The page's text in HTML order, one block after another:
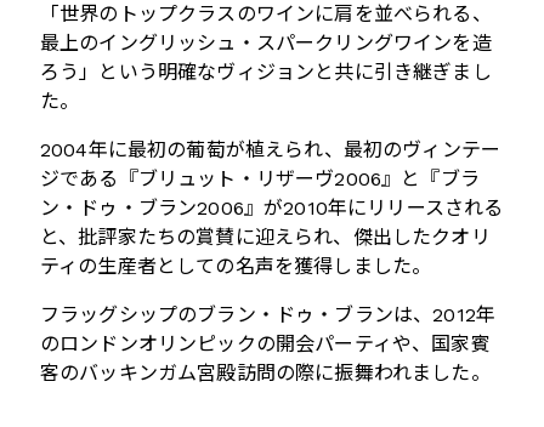
「世界のトップクラスのワインに肩を並べられる、
最上のイングリッシュ・スパークリングワインを造
ろう」という明確なヴィジョンと共に引き継ぎまし
た。
2004年に最初の葡萄が植えられ、最初のヴィンテー
ジである『ブリュット・リザーヴ2006 』と『ブラ
ン・ドゥ・ブラン2006 』が2010年にリリースされる
と、批評家たちの賞賛に迎えられ、傑出したクオリ
ティの生産者としての名声を獲得しました。
フラッグシップのブラン・ドゥ・ブランは、2012年
のロンドンオリンピックの開会パーティや、国家賓
客のバッキンガム宮殿訪問の際に振舞われました。